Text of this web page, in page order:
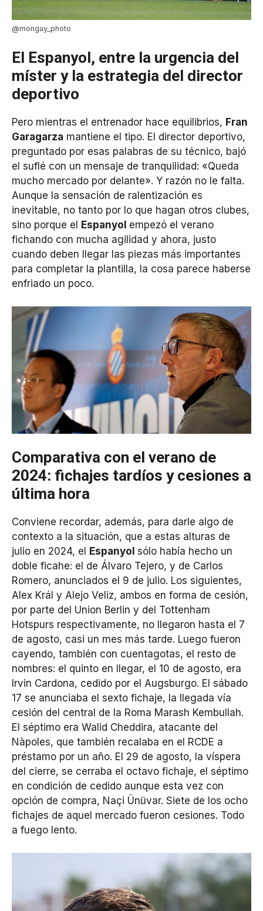
@mongay_photo
El Espanyol, entre la urgencia del
míster y la estrategia del director
deportivo
Pero mientras el entrenador hace equilibrios, Fran
Garagarza mantiene el tipo. El director deportivo,
preguntado por esas palabras de su técnico, bajó
el suflé con un mensaje de tranquilidad: «Queda
mucho mercado por delante». Y razón no le falta.
Aunque la sensación de ralentización es
inevitable, no tanto por lo que hagan otros clubes,
sino porque el
Espanyol empezó el verano
fichando con mucha agilidad y ahora, justo
cuando deben llegar las piezas más importantes
para completar la plantilla, la cosa parece haberse
enfriado un poco.
Comparativa con el verano de
2024: fichajes tardíos y cesiones a
última hora
Conviene recordar, además, para darle algo de
contexto a la situación, que a estas alturas de
julio en 2024, el
Espanyol sólo había hecho un
doble ficahe: el de Álvaro Tejero, y de Carlos
Romero, anunciados el 9 de julio. Los siguientes,
Alex Král y Alejo Veliz, ambos en forma de cesión,
por parte del Union Berlin y del Tottenham
Hotspurs respectivamente, no llegaron hasta el 7
de agosto, casi un mes más tarde. Luego fueron
cayendo, también con cuentagotas, el resto de
nombres: el quinto en llegar, el 10 de agosto, era
Irvin Cardona, cedido por el Augsburgo. El sábado
17 se anunciaba el sexto fichaje, la llegada vía
cesión del central de la Roma Marash Kembullah.
El séptimo era Walid Cheddira, atacante del
Nàpoles, que también recalaba en el RCDE a
préstamo por un año. El 29 de agosto, la víspera
del cierre, se cerraba el octavo fichaje, el séptimo
en condición de cedido aunque esta vez con
opción de compra, Naçi Ünüvar. Siete de los ocho
fichajes de aquel mercado fueron cesiones. Todo
a fuego lento.